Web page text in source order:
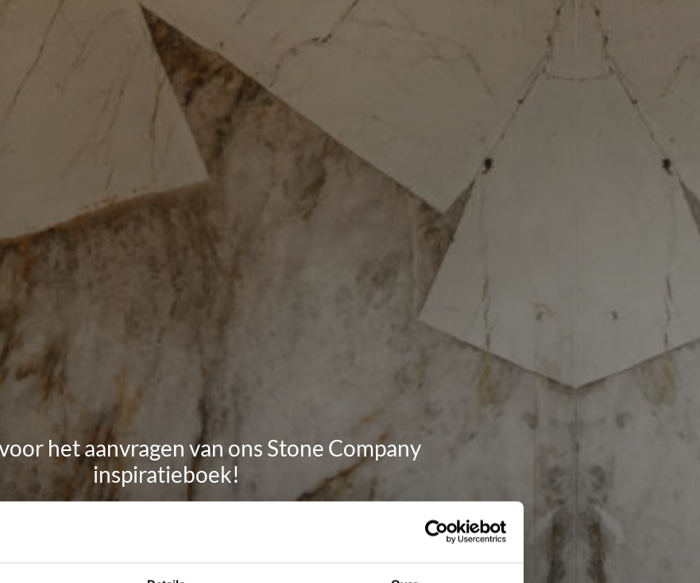
het aanvragen van ons Stone Company
inspiratieboek!
ontdekt u een selectie van onze mooiste projecten, hoogwaardige materialen en